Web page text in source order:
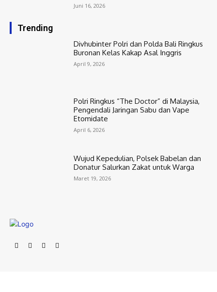
Juni 16, 2026
Trending
Divhubinter Polri dan Polda Bali Ringkus
Buronan Kelas Kakap Asal Inggris
April 9, 2026
Polri Ringkus “The Doctor” di Malaysia,
Pengendali Jaringan Sabu dan Vape
Etomidate
April 6, 2026
Wujud Kepedulian, Polsek Babelan dan
Donatur Salurkan Zakat untuk Warga
Maret 19, 2026